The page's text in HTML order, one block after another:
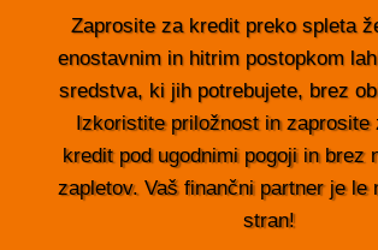
Zaprosite za kredit preko spleta
enostavnim in hitrim postopkom
sredstva, ki jih potrebujete, brez
Izkoristite priložnost in zaprosite
kredit pod ugodnimi pogoji in brez
zapletov. Vaš finančni partner je le
stran!